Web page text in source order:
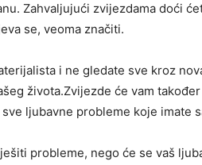
Zahvaljujući zvijezdama doći
se, veoma značiti.
i ne gledate sve kroz
života.Zvijezde će vam
ljubavne probleme koje imate
probleme, nego će se vaš